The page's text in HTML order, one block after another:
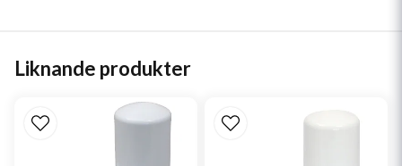
Liknande produkter